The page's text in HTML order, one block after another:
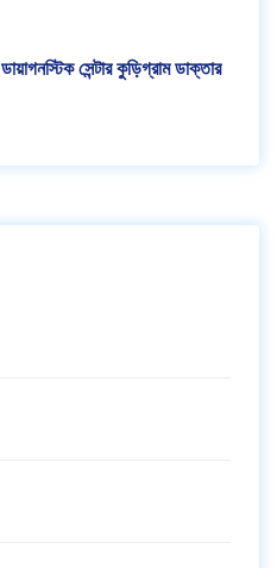
সেন্টার কুড়িগ্রাম ডাক্তার